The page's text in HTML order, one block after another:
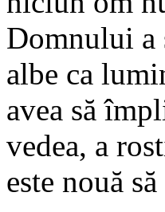
Domnului a
albe ca
avea să
vedea, a
este nouă